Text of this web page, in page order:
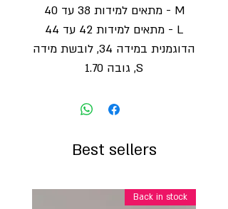
M - מתאים למידות 38 עד 40
L - מתאים למידות 42 עד 44
הדוגמנית במידה 34, לובשת מידה
S, גובה 1.70
Best sellers
Back in stock